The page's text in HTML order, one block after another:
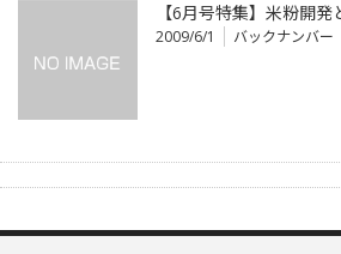
【6月号特集】米粉開
2009/6/1 バックナンバー